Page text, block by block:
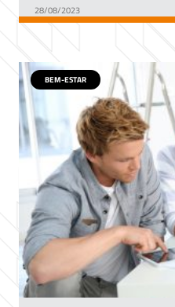
28/08/2023
BEM-ESTAR